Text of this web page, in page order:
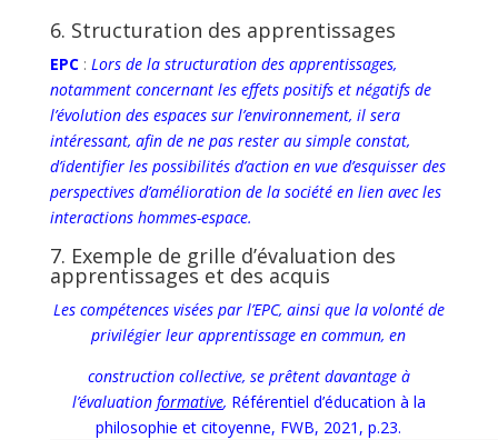
6. Structuration des apprentissages
EPC : Lors de la structuration des apprentissages,
notamment concernant les effets positifs et négatifs de
l’évolution des espaces sur l’environnement, il sera
intéressant, afin de ne pas rester au simple constat,
d’identifier les possibilités d’action en vue d’esquisser des
perspectives d’amélioration de la société en lien avec les
interactions hommes-espace.
7. Exemple de grille d’évaluation des
apprentissages et des acquis
Les compétences visées par l’EPC, ainsi que la volonté de
privilégier leur apprentissage en commun, en
construction collective, se prêtent davantage à
l’évaluation formative, Référentiel d’éducation à la
philosophie et citoyenne, FWB, 2021, p.23.